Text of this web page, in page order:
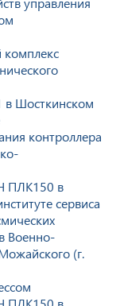
в Шосткинском
контроллера
ПЛК150 в
сервиса
Военно-
(г.